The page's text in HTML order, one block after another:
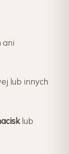
ani
lub innych
lub